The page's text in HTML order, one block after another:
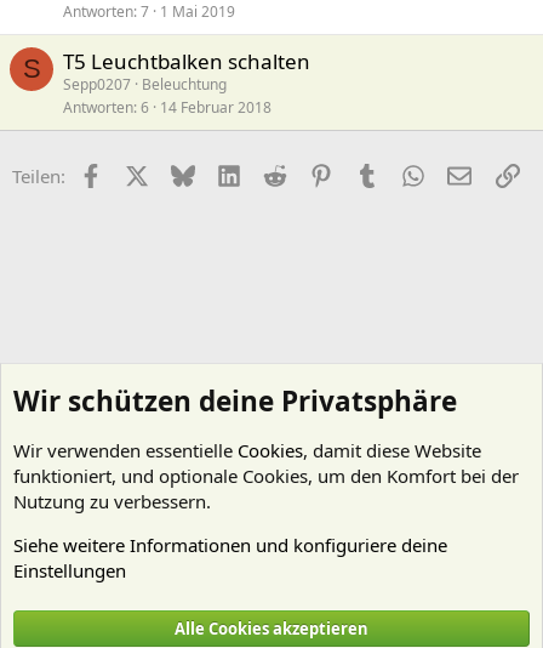
Antworten 7 1 Mai 2019
S T5 Leuchtbalken schalten
Sepp0207 Beleuchtung
Antworten 6 14 Februar 2018
Teilen: FacebookX (Twitter)
BlueskyLinkedIn
Reddit PinterestTumblr WhatsApp
E-Mail
Wir schützen deine Privatsphäre
Wir verwenden essentielle Cookies, damit diese Website
funktioniert, und optionale Cookies, um den Komfort bei der
Nutzung zu verbessern.
Siehe weitere Informationen und konfiguriere deine
Einstellungen
Alle Cookies akzeptieren